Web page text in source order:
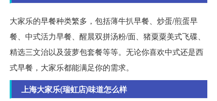
大家乐的早餐种类繁多，包括薄牛扒早餐、炒蛋/煎蛋早
餐、中式活力早餐、醒晨双拼汤粉/面、猪粟粟美式飞碟、
精选三文治以及菠萝包套餐等等。无论你喜欢中式还是西
式早餐，大家乐都能满足你的需求。
上海大家乐(瑞虹店)味道怎么样